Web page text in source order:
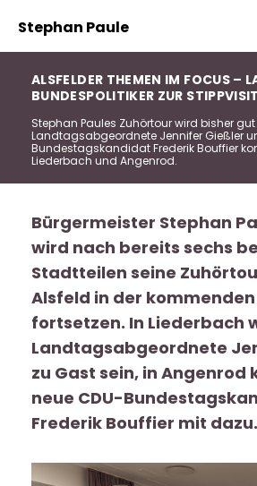
Stephan Paule
ALSFELDER THEMEN IM FOCUS –
BUNDESPOLITIKER ZUR
Stephan Paules Zuhörtour wird bisher
Landtagsabgeordnete Jennifer Gießler
Bundestagskandidat Frederik Bouffier
Liederbach und Angenrod.
Bürgermeister Stephan
wird nach bereits sechs
Stadtteilen seine
Alsfeld in der
fortsetzen. In Liederbach
Landtagsabgeordnete
zu Gast sein, in Angenrod
neue CDU-
Frederik Bouffier mit dazu.